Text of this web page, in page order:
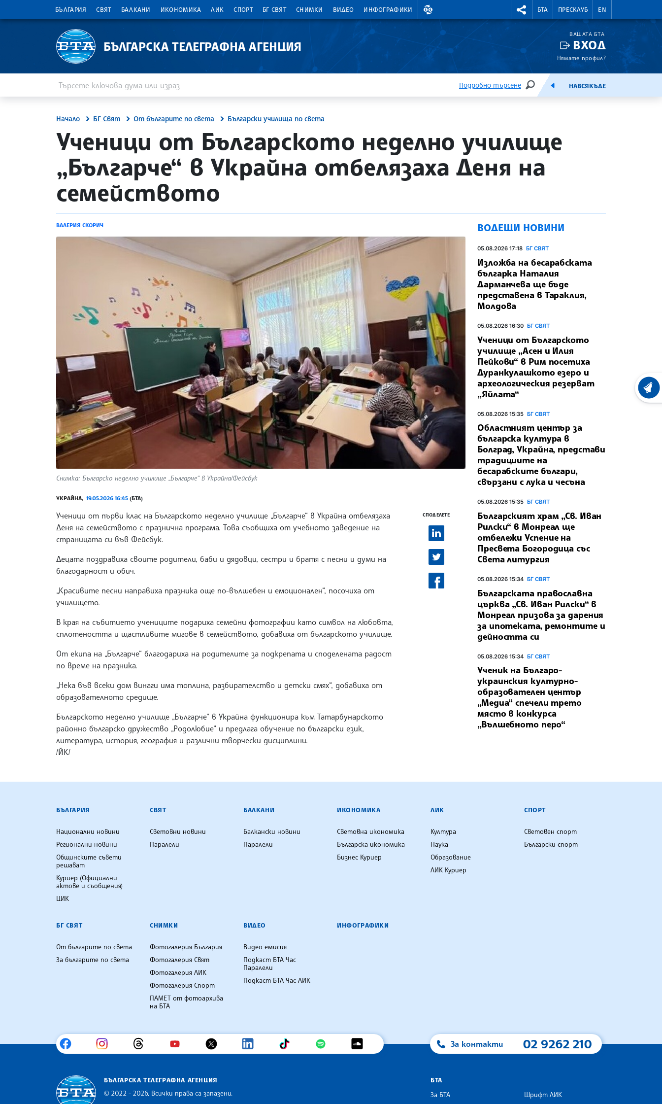
БЪЛГАРИЯ СВЯТ БАЛКАНИ ИКОНОМИКА ЛИК СПОРТ БГ СВЯТ СНИМКИ ВИДЕО ИНФОГРАФИКИ
ВАЛУТНИ КУРСОВЕ RIGHTMENU.SOCIAL
БТА ПРЕСКЛУБ EN
БЪЛГАРСКА ТЕЛЕГРАФНА АГЕНЦИЯ
ВАШАТА БТА
ВХОД
Нямате профил?
Подробно търсене
ТЪРСЕНЕЕМИСИЯНАВСЯКЪДЕ
Начало БГ Свят От българите по света Български училища по света
site.bta
Ученици от Българското неделно училище
„Българче“ в Украйна отбелязаха Деня на
семейството
ВАЛЕРИЯ СКОРИЧ
Снимка: Българско неделно училище „Българче“ в Украйна/Фейсбук
УКРАЙНА, 19.05.2026 16:45 (БТА)
Ученици от първи клас на Българското неделно училище „Българче“ в Украйна отбелязаха
Деня на семейството с празнична програма. Това съобщиха от учебното заведение на
страницата си във Фейсбук.
Децата поздравиха своите родители, баби и дядовци, сестри и братя с песни и думи на
благодарност и обич.
„Красивите песни направиха празника още по-вълшебен и емоционален“, посочиха от
училището.
В края на събитието учениците подариха семейни фотографии като символ на любовта,
сплотеността и щастливите мигове в семейството, добавиха от българското училище.
От екипа на „Българче“ благодариха на родителите за подкрепата и споделената радост
по време на празника.
„Нека във всеки дом винаги има топлина, разбирателство и детски смях“, добавиха от
образователното средище.
Българското неделно училище „Българче“ в Украйна функционира към Татарбунарското
районно българско дружество „Родолюбие“ и предлага обучение по български език,
литература, история, география и различни творчески дисциплини.
/ЙК/
СПОДЕЛЕТЕ
ВОДЕЩИ НОВИНИ
05.08.2026 17:18 БГ СВЯТ
Изложба на бесарабската
българка Наталия
Дарманчева ще бъде
представена в Тараклия,
Молдова
05.08.2026 16:30 БГ СВЯТ
Ученици от Българското
училище „Асен и Илия
Пейкови“ в Рим посетиха
Дуранкулашкото езеро и
археологическия резерват
„Яйлата“
05.08.2026 15:35 БГ СВЯТ
Областният център за
българска култура в
Болград, Украйна, представи
традициите на
бесарабските българи,
свързани с лука и чесъна
05.08.2026 15:35 БГ СВЯТ
Българският храм „Св. Иван
Рилски“ в Монреал ще
отбележи Успение на
Пресвета Богородица със
Света литургия
05.08.2026 15:34 БГ СВЯТ
Българската православна
църква „Св. Иван Рилски“ в
Монреал призова за дарения
за ипотеката, ремонтите и
дейността си
05.08.2026 15:34 БГ СВЯТ
Ученик на Българо-
украинския културно-
образователен център
„Медиа“ спечели трето
място в конкурса
„Вълшебното перо“
БЪЛГАРСКА ТЕЛЕГРАФНА АГЕНЦИЯ
БЪЛГАРИЯ
Национални новини
Регионални новини
Общинските съвети
решават
Куриер (Официални
актове и съобщения)
ЦИК
СВЯТ
Световни новини
Паралели
БАЛКАНИ
Балкански новини
Паралели
ИКОНОМИКА
Световна икономика
Българска икономика
Бизнес Куриер
ЛИК
Култура
Наука
Образование
ЛИК Куриер
СПОРТ
Световен спорт
Български спорт
БГ СВЯТ
От българите по света
За българите по света
СНИМКИ
Фотогалерия България
Фотогалерия Свят
Фотогалерия ЛИК
Фотогалерия Спорт
ПАМЕТ от фотоархива
на БТА
ВИДЕО
Видео емисия
Подкаст БТА Час
Паралели
Подкаст БТА Час ЛИК
ИНФОГРАФИКИ
За контакти 02 9262 210
БЪЛГАРСКА ТЕЛЕГРАФНА АГЕНЦИЯ
© 2022 - 2026, Всички права са запазени.
БТА
За БТА
Шрифт ЛИК